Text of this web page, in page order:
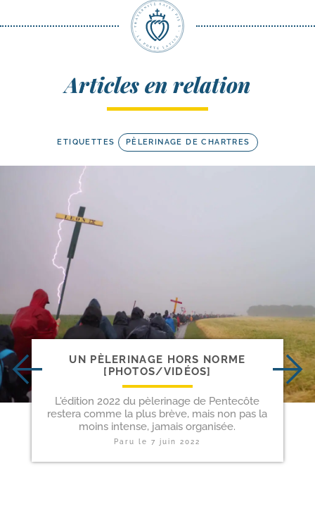
Articles en relation
ETIQUETTES PÈLERINAGE DE CHARTRES
UN PÈLERINAGE HORS NORME
[PHOTOS/​VIDÉOS]
L'édition 2022 du pèlerinage de Pentecôte
restera comme la plus brève, mais non pas la
moins intense, jamais organisée.
Paru le7 juin 2022